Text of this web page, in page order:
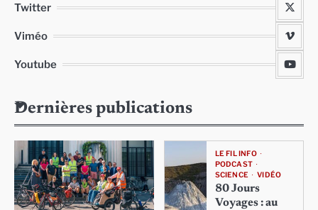
Twitter
Viméo
Youtube
Dernières publications
LE FIL INFO
PODCAST
SCIENCE
VIDÉO
80 Jours
Voyages : au